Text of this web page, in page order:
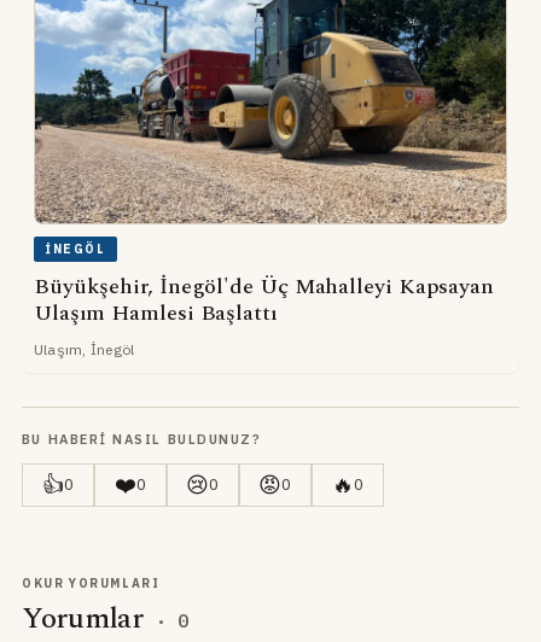
İNEGÖL
Büyükşehir, İnegöl'de Üç Mahalleyi Kapsayan
Ulaşım Hamlesi Başlattı
Ulaşım, İnegöl
BU HABERI NASIL BULDUNUZ?
👍0 ❤️0 😢0 😡0 🔥0
OKUR YORUMLARI
Yorumlar · 0